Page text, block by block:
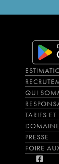
QUI
TARIFS
PRESSE
FOIRE